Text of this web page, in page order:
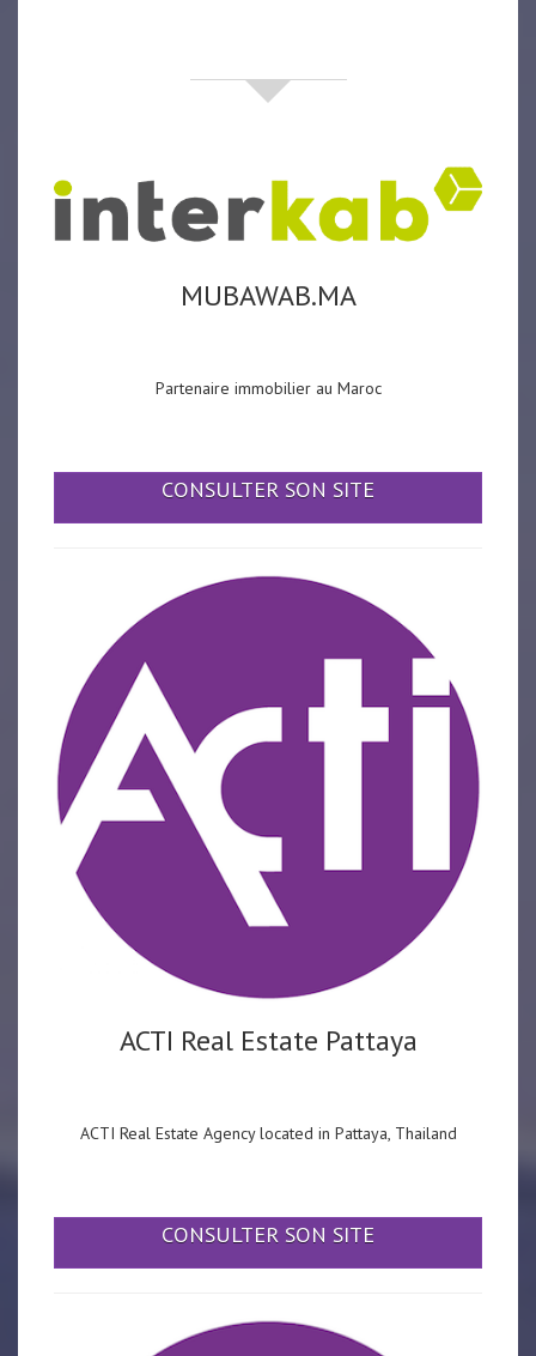
MUBAWAB.MA
Partenaire immobilier au Maroc
CONSULTER SON SITE
ACTI Real Estate Pattaya
ACTI Real Estate Agency located in Pattaya, Thailand
CONSULTER SON SITE